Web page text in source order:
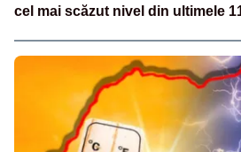
cel mai scăzut nivel din ultimele